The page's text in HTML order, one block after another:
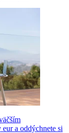
a oddýchnete si